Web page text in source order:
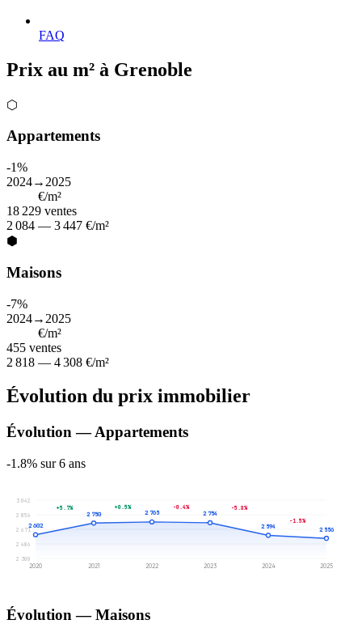
FAQ
Prix au m² à Grenoble
⬡
Appartements
-1%
2024→2025
€/m²
18 229 ventes
2 084 — 3 447 €/m²
⬢
Maisons
-7%
2024→2025
€/m²
455 ventes
2 818 — 4 308 €/m²
Évolution du prix immobilier
Évolution — Appartements
-1.8% sur 6 ans
2 300
2 486
2 671
2 856
3 042
2 602
2020
2 750
2021
2 765
2022
2 754
2023
2 594
2024
2 556
2025
+5.7% +0.5% -0.4% -5.8%
-1.5%
Évolution — Maisons